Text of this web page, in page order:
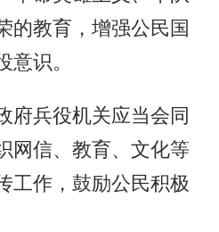
的教育，增强公民国
识。
府兵役机关应当会同
网信、教育、文化等
工作，鼓励公民积极